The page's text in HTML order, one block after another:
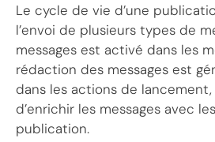
Le cycle de vie d’une
l’envoi de plusieurs types de
messages est activé dans les
rédaction des messages est
dans les actions de
d’enrichir les messages avec
publication.